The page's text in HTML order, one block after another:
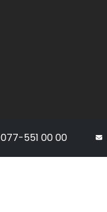
077-551 00 00